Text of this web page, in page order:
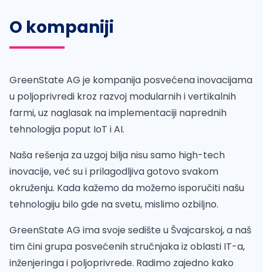
O kompaniji
GreenState AG je kompanija posvećena inovacijama
u poljoprivredi kroz razvoj modularnih i vertikalnih
farmi, uz naglasak na implementaciji naprednih
tehnologija poput IoT i AI.
Naša rešenja za uzgoj bilja nisu samo high-tech
inovacije, već su i prilagodljiva gotovo svakom
okruženju. Kada kažemo da možemo isporučiti našu
tehnologiju bilo gde na svetu, mislimo ozbiljno.
GreenState AG ima svoje sedište u Švajcarskoj, a naš
tim čini grupa posvećenih stručnjaka iz oblasti IT-a,
inženjeringa i poljoprivrede. Radimo zajedno kako